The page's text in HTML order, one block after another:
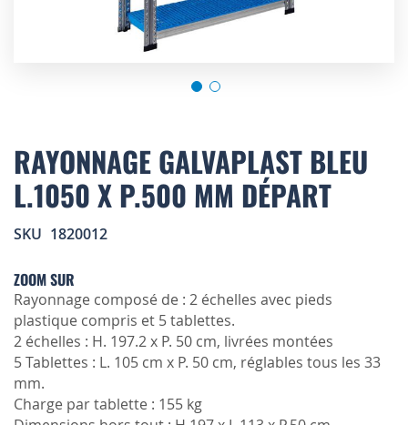
to
the
beginning
of
images
RAYONNAGE GALVAPLAST BLEU
L.1050 X P.500 MM DÉPART
SKU 1820012
ZOOM SUR
Rayonnage composé de : 2 échelles avec pieds
plastique compris et 5 tablettes.
2 échelles : H. 197.2 x P. 50 cm, livrées montées
5 Tablettes : L. 105 cm x P. 50 cm, réglables tous les 33
mm.
Charge par tablette : 155 kg